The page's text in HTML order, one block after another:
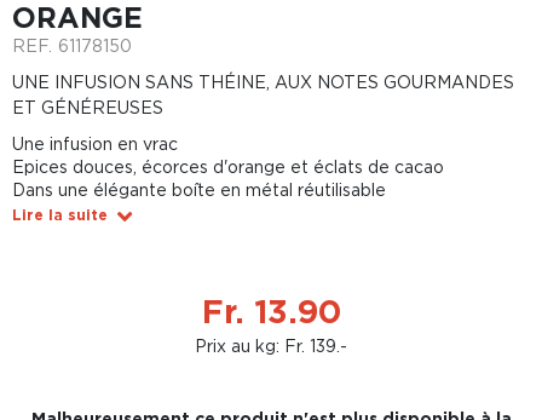
ORANGE
REF. 61178150
UNE INFUSION SANS THÉINE, AUX NOTES GOURMANDES
ET GÉNÉREUSES
Une infusion en vrac
Epices douces, écorces d'orange et éclats de cacao
Dans une élégante boîte en métal réutilisable
Lire la suite
Fr. 13.90
Prix au kg: Fr. 139.-